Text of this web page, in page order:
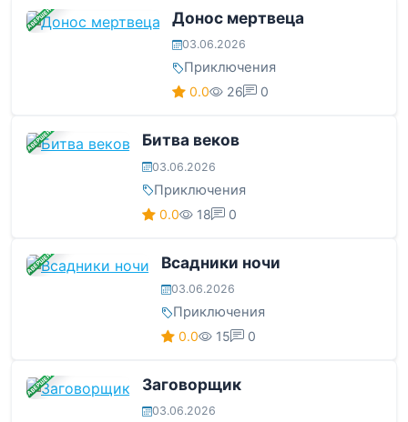
ЗАВЕРШЕНА Донос мертвеца
03.06.2026
Приключения
0.0 26 0
ЗАВЕРШЕНА Битва веков
03.06.2026
Приключения
0.0 18 0
ЗАВЕРШЕНА Всадники ночи
03.06.2026
Приключения
0.0 15 0
ЗАВЕРШЕНА Заговорщик
03.06.2026